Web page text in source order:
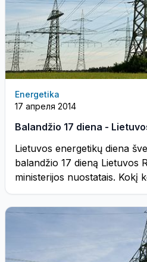
Energetika
17 апреля 2014
Balandžio 17 diena -
Lietuvos energetikų diena
balandžio 17 dieną Lietuvos
ministerijos nuostatais. Kokį
mūsų šalyje? ...